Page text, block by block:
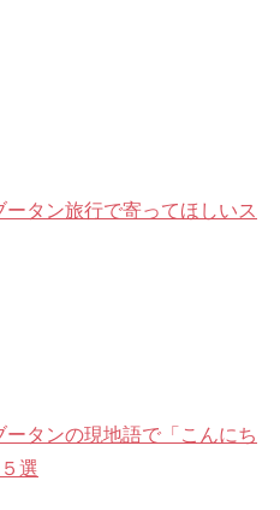
ータン旅行で寄ってほしいス
ータンの現地語で「こんにち
選